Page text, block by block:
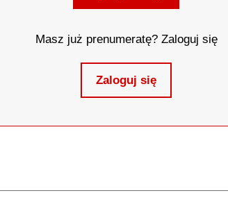
Masz już prenumeratę? Zaloguj się
Zaloguj się